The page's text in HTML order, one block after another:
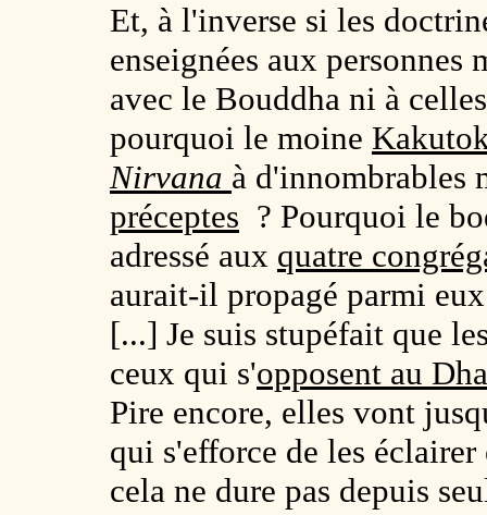
Et, à l'inverse si les
enseignées aux
avec le Bouddha ni à
pourquoi le moine
Nirvana à d'innombrables
préceptes ? Pourquoi le
adressé aux quatre
aurait-il propagé parmi
[...] Je suis stupéfait que
ceux qui s'opposent au
Pire encore, elles vont
qui s'efforce de les
cela ne dure pas depuis